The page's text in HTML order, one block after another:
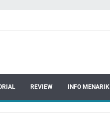
REVIEW INFO MENARIK